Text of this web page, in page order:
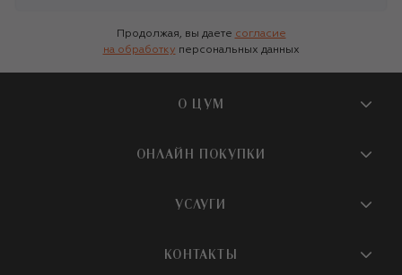
Продолжая, вы даете согласие
на обработку персональных данных
О ЦУМ
О магазине
Бутики и ПВЗ ЦУМ
ОНЛАЙН ПОКУПКИ
Доставка
УСЛУГИ
КОНТАКТЫ